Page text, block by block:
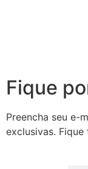
Fique
Preencha seu e-
exclusivas.